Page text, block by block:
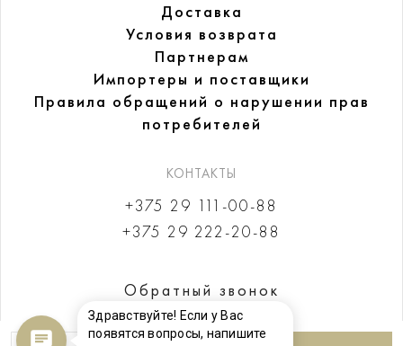
Доставка
Условия возврата
Партнерам
Импортеры и поставщики
Правила обращений о нарушении прав
потребителей
КОНТАКТЫ
+375 29 111-00-88
+375 29 222-20-88
Обратный звонок
Здравствуйте! Если у Вас
появятся вопросы, напишите